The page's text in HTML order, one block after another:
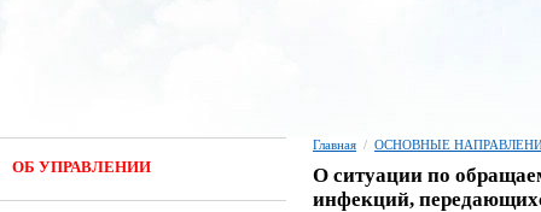
ОБ УПРАВЛЕНИИ
Главная / ОСНОВНЫЕ
О ситуации по
инфекций,